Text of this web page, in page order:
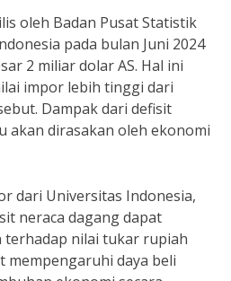
oleh Badan Pusat Statistik
pada bulan Juni 2024
2 miliar dolar AS. Hal ini
impor lebih tinggi dari
Dampak dari defisit
akan dirasakan oleh ekonomi
dari Universitas Indonesia,
neraca dagang dapat
terhadap nilai tukar rupiah
mempengaruhi daya beli